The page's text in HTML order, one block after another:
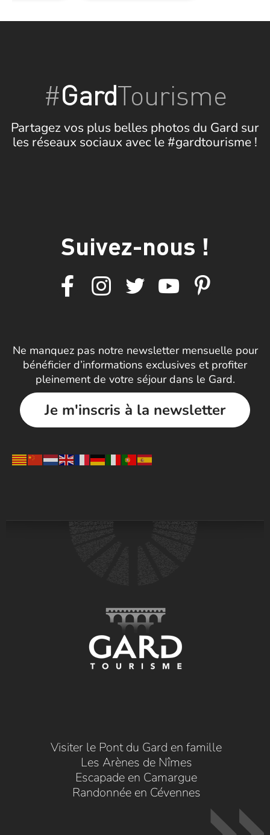
#GardTourisme
Partagez vos plus belles photos du Gard sur
les réseaux sociaux avec le #gardtourisme !
Suivez-nous !
Ne manquez pas notre newsletter mensuelle pour
bénéficier d’informations exclusives et profiter
pleinement de votre séjour dans le Gard.
Je m'inscris à la newsletter
Visiter le Pont du Gard en famille
Les Arènes de Nîmes
Escapade en Camargue
Randonnée en Cévennes